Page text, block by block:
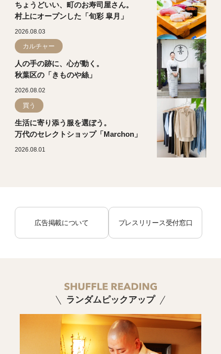
ちょうどいい、町のお寿司屋さん。
村上にオープンした「旬彩 皐月」
2026.08.03
カルチャー
人の手の跡に、心が動く。
秋葉区の「きものや絲」
2026.08.02
買う
生活に寄り添う服を選ぼう。
万代のセレクトショップ「Marchon」
2026.08.01
広告掲載について プレスリリース受付窓口
ランダムピックアップ